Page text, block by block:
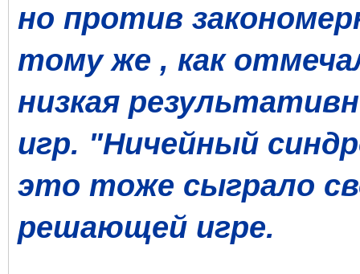
но против
тому же , как
низкая
игр. "Ничейный
это тоже сыграло
решающей игре.